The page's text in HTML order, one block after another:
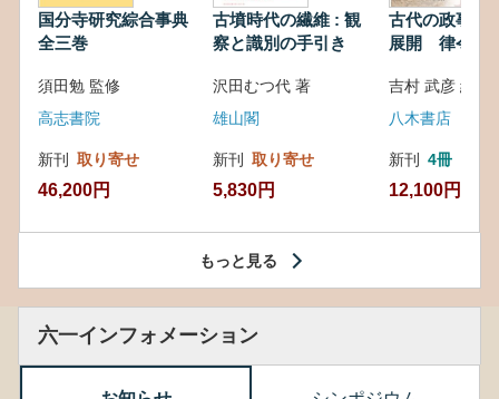
国分寺研究綜合事典
全三巻
須田勉 監修
高志書院
新刊 取り寄せ
46,200円
古墳時代の繊維 : 観
察と識別の手引き
沢田むつ代 著
雄山閣
新刊 取り寄せ
5,830円
古代の政事と
展開 律令・
吉村 武彦 編集
八木書店
新刊 4冊
12,100円
もっと見る
六一インフォメーション